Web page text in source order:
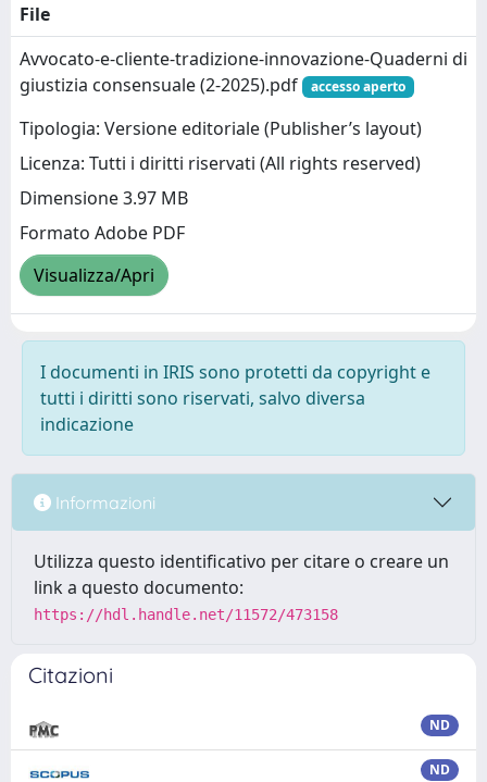
File
Avvocato-e-cliente-tradizione-innovazione-Quaderni di
giustizia consensuale (2-2025).pdf
accesso aperto
Tipologia: Versione editoriale (Publisher’s layout)
Licenza: Tutti i diritti riservati (All rights reserved)
Dimensione 3.97 MB
Formato Adobe PDF
Visualizza/Apri
I documenti in IRIS sono protetti da copyright e
tutti i diritti sono riservati, salvo diversa
indicazione
Informazioni
Utilizza questo identificativo per citare o creare un
link a questo documento:
https://hdl.handle.net/11572/473158
Citazioni
ND
ND